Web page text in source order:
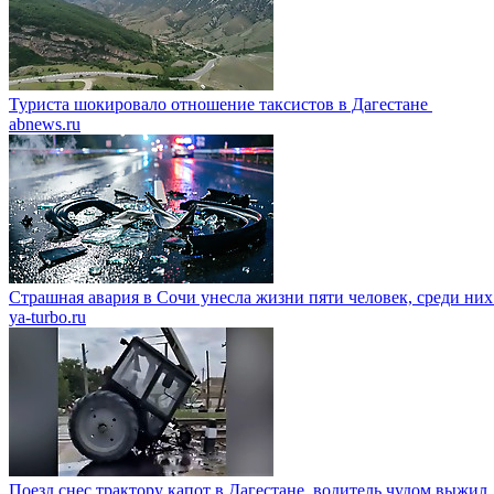
Туриста шокировало отношение таксистов в Дагестане
abnews.ru
Страшная авария в Сочи унесла жизни пяти человек, среди
ya-turbo.ru
Поезд снес трактору капот в Дагестане, водитель чудом выжил